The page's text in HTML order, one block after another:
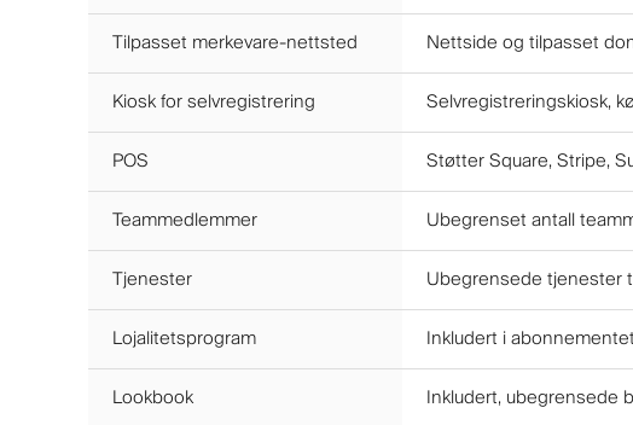
Tilpasset merkevare-nettsted
Nettside og tilpasset
Kiosk for selvregistrering
Selvregistreringskiosk,
POS
Støtter Square, Stripe,
Teammedlemmer
Ubegrenset antall
Tjenester
Ubegrensede tjenester
Lojalitetsprogram
Inkludert i abonnementet
Lookbook
Inkludert, ubegrensede